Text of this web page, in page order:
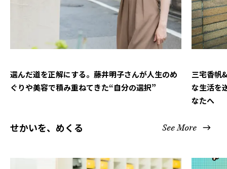
選んだ道を正解にする。藤井明子さんが人生のめ
ぐりや美容で積み重ねてきた“自分の選択”
三宅香帆
な生活を
なたへ
せかいを、めくる See More